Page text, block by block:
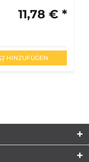
11,78 € *
HINZUFÜGEN